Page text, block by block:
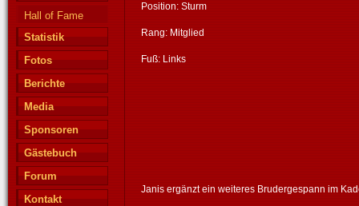
Hall of Fame
Statistik
Fotos
Berichte
Media
Sponsoren
Gästebuch
Forum
Kontakt
Position: Sturm
Rang: Mitglied
Fuß: Links
Janis ergänzt ein weiteres Brudergespann im